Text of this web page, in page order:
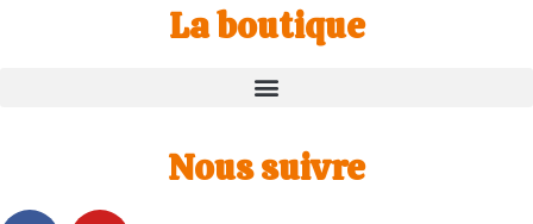
La boutique
Nous suivre